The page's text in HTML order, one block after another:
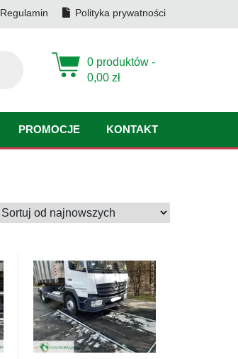
Regulamin Polityka prywatności
0 produktów -
0,00zł
PROMOCJE KONTAKT